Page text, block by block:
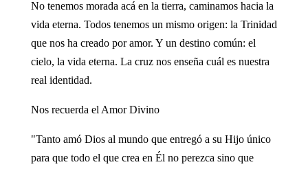
No tenemos morada acá en la tierra, caminamos hacia la
vida eterna. Todos tenemos un mismo origen: la Trinidad
que nos ha creado por amor. Y un destino común: el
cielo, la vida eterna. La cruz nos enseña cuál es nuestra
real identidad.
Nos recuerda el Amor Divino
"Tanto amó Dios al mundo que entregó a su Hijo único
para que todo el que crea en Él no perezca sino que